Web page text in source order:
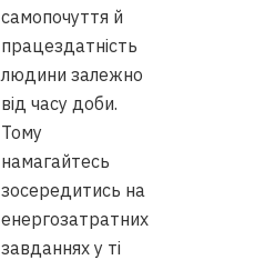
самопочуття й
працездатність
людини залежно
від часу доби.
Тому
намагайтесь
зосередитись на
енергозатратних
завданнях у ті